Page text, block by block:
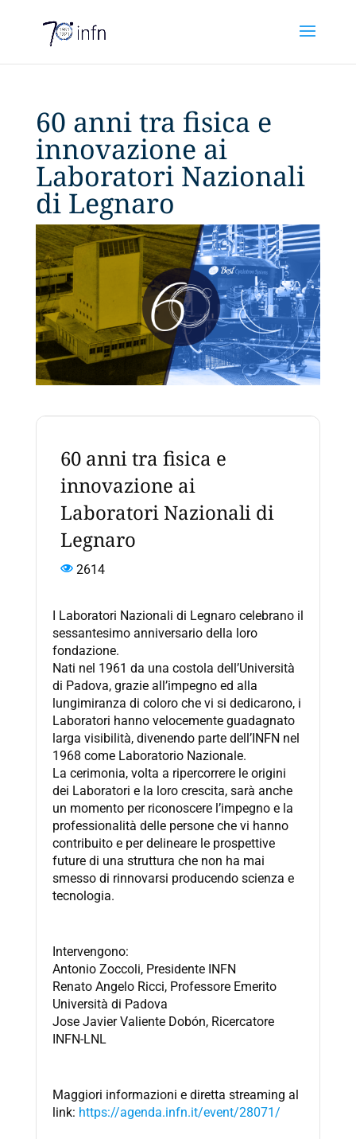
60 anni tra fisica e
innovazione ai
Laboratori Nazionali
di Legnaro
60 anni tra fisica e
innovazione ai
Laboratori Nazionali di
Legnaro
2614
I Laboratori Nazionali di Legnaro celebrano il
sessantesimo anniversario della loro
fondazione.
Nati nel 1961 da una costola dell’Università
di Padova, grazie all’impegno ed alla
lungimiranza di coloro che vi si dedicarono, i
Laboratori hanno velocemente guadagnato
larga visibilità, divenendo parte dell’INFN nel
1968 come Laboratorio Nazionale.
La cerimonia, volta a ripercorrere le origini
dei Laboratori e la loro crescita, sarà anche
un momento per riconoscere l’impegno e la
professionalità delle persone che vi hanno
contribuito e per delineare le prospettive
future di una struttura che non ha mai
smesso di rinnovarsi producendo scienza e
tecnologia.
Intervengono:
Antonio Zoccoli, Presidente INFN
Renato Angelo Ricci, Professore Emerito
Università di Padova
Jose Javier Valiente Dobón, Ricercatore
INFN-LNL
Maggiori informazioni e diretta streaming al
link: https://agenda.infn.it/event/28071/